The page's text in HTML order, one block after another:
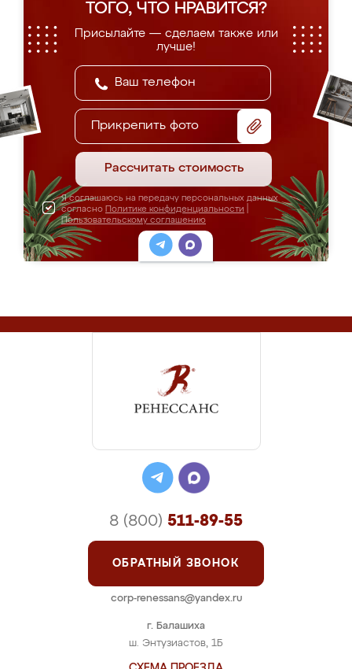
ТОГО, ЧТО НРАВИТСЯ?
Присылайте — сделаем также или
лучше!
Прикрепить фото
Рассчитать стоимость
Я соглашаюсь на передачу персональных данных
согласно Политике конфиденциальности
Пользовательскому соглашению
г. Балашиха
ш. Энтузиастов, 1Б
8 (800) 511-89-55
ОБРАТНЫЙ ЗВОНОК
corp-renessans@yandex.ru